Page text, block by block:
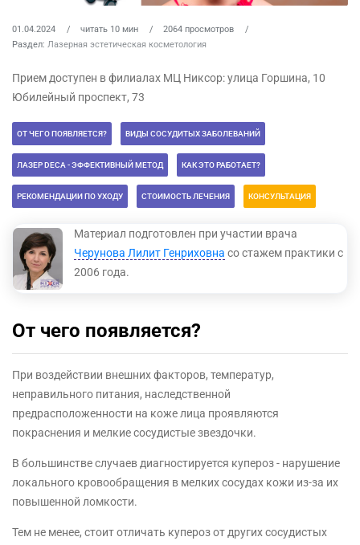
01.04.2024 читать 10 мин
2064 просмотров
Раздел: Лазерная эстетическая косметология
Прием доступен в филиалах МЦ Никсор: улица Горшина, 10
Юбилейный проспект, 73
ОТ ЧЕГО ПОЯВЛЯЕТСЯ? ВИДЫ СОСУДИТЫХ ЗАБОЛЕВАНИЙ
ЛАЗЕР DECA - ЭФФЕКТИВНЫЙ МЕТОД КАК ЭТО РАБОТАЕТ?
РЕКОМЕНДАЦИИ ПО УХОДУ СТОИМОСТЬ ЛЕЧЕНИЯ КОНСУЛЬТАЦИЯ
Материал подготовлен при участии врача
Черунова Лилит Генриховна со стажем практики с
2006 года.
От чего появляется?
При воздействии внешних факторов, температур,
неправильного питания, наследственной
предрасположенности на коже лица проявляются
покраснения и мелкие сосудистые звездочки.
В большинстве случаев диагностируется купероз - нарушение
локального кровообращения в мелких сосудах кожи из-за их
повышенной ломкости.
Тем не менее, стоит отличать купероз от других сосудистых